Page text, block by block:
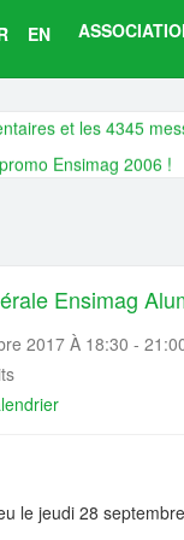
EN
actualités et 💼
et les 4345
Ensimag 2006 !
🧗 2026
The World
Around The World
: ce qu'ils veulent, et
industriel, quand
à l’Ensimag,
en passant
Advisory |
Ensimag
2017 À 18:30 -
le jeudi 28